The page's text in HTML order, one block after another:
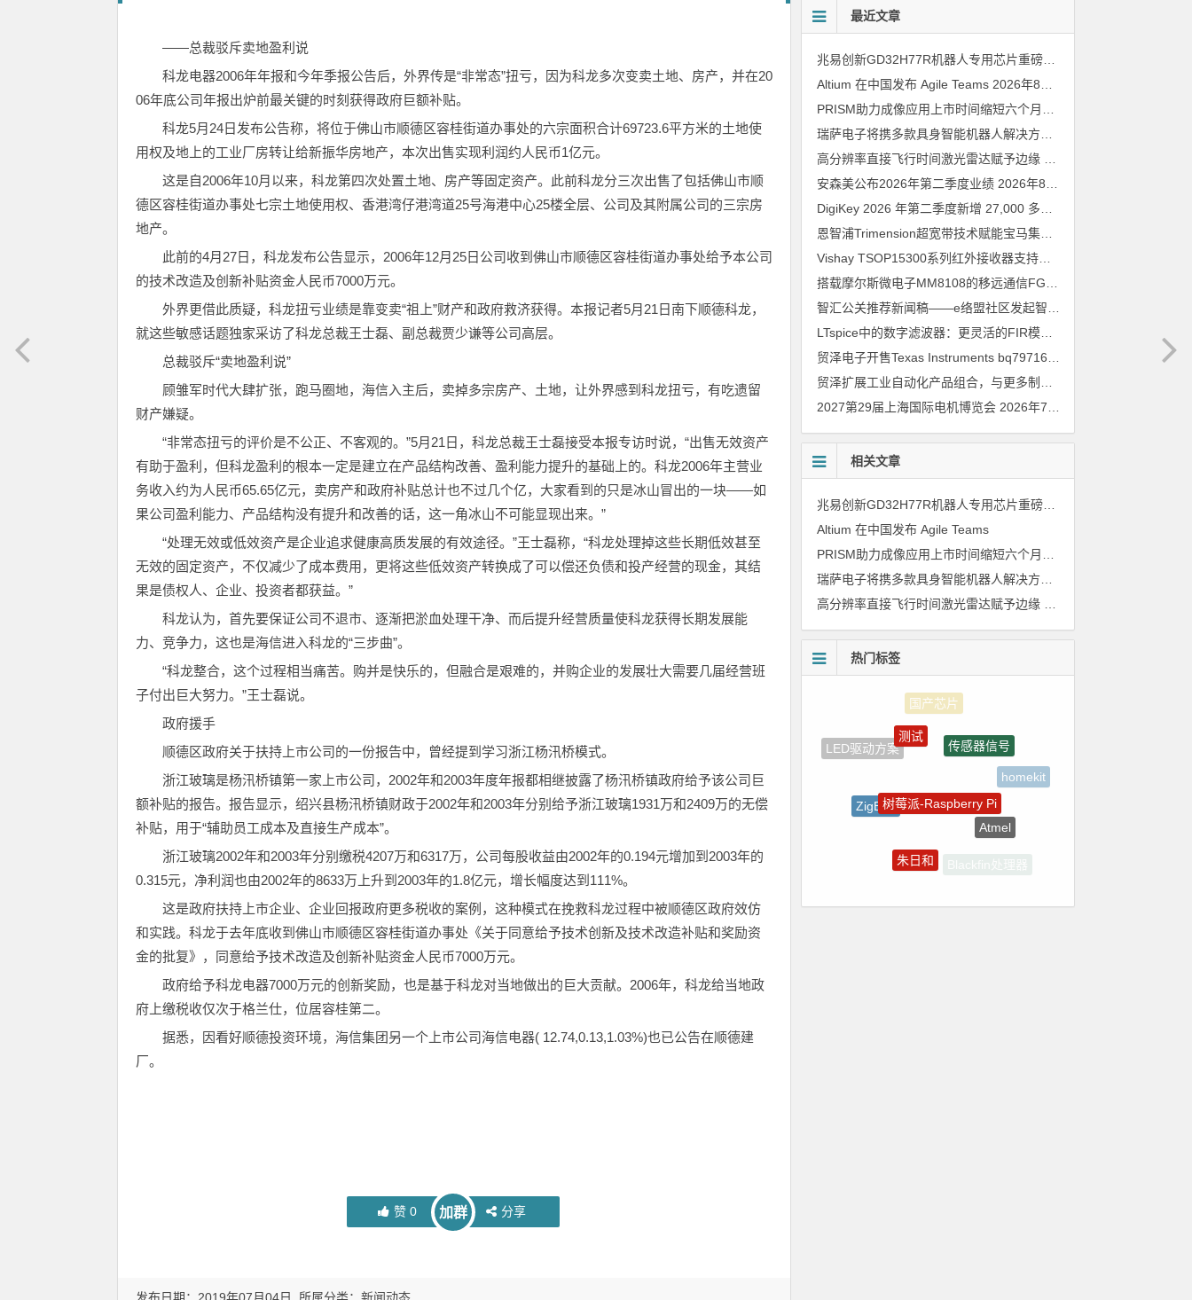
——总裁驳斥卖地盈利说
科龙电器2006年年报和今年季报公告后，外界传是“非常态”扭亏，因为科龙多次变卖土地、房产，并在20
06年底公司年报出炉前最关键的时刻获得政府巨额补贴。
科龙5月24日发布公告称，将位于佛山市顺德区容桂街道办事处的六宗面积合计69723.6平方米的土地使
用权及地上的工业厂房转让给新振华房地产，本次出售实现利润约人民币1亿元。
这是自2006年10月以来，科龙第四次处置土地、房产等固定资产。此前科龙分三次出售了包括佛山市顺
德区容桂街道办事处七宗土地使用权、香港湾仔港湾道25号海港中心25楼全层、公司及其附属公司的三宗房
地产。
此前的4月27日，科龙发布公告显示，2006年12月25日公司收到佛山市顺德区容桂街道办事处给予本公司
的技术改造及创新补贴资金人民币7000万元。
外界更借此质疑，科龙扭亏业绩是靠变卖“祖上”财产和政府救济获得。本报记者5月21日南下顺德科龙，
就这些敏感话题独家采访了科龙总裁王士磊、副总裁贾少谦等公司高层。
总裁驳斥“卖地盈利说”
顾雏军时代大肆扩张，跑马圈地，海信入主后，卖掉多宗房产、土地，让外界感到科龙扭亏，有吃遗留
财产嫌疑。
“非常态扭亏的评价是不公正、不客观的。”5月21日，科龙总裁王士磊接受本报专访时说，“出售无效资产
有助于盈利，但科龙盈利的根本一定是建立在产品结构改善、盈利能力提升的基础上的。科龙2006年主营业
务收入约为人民币65.65亿元，卖房产和政府补贴总计也不过几个亿，大家看到的只是冰山冒出的一块——如
果公司盈利能力、产品结构没有提升和改善的话，这一角冰山不可能显现出来。”
“处理无效或低效资产是企业追求健康高质发展的有效途径。”王士磊称，“科龙处理掉这些长期低效甚至
无效的固定资产，不仅减少了成本费用，更将这些低效资产转换成了可以偿还负债和投产经营的现金，其结
果是债权人、企业、投资者都获益。”
科龙认为，首先要保证公司不退市、逐渐把淤血处理干净、而后提升经营质量使科龙获得长期发展能
力、竞争力，这也是海信进入科龙的“三步曲”。
“科龙整合，这个过程相当痛苦。购并是快乐的，但融合是艰难的，并购企业的发展壮大需要几届经营班
子付出巨大努力。”王士磊说。
政府援手
顺德区政府关于扶持上市公司的一份报告中，曾经提到学习浙江杨汛桥模式。
浙江玻璃是杨汛桥镇第一家上市公司，2002年和2003年度年报都相继披露了杨汛桥镇政府给予该公司巨
额补贴的报告。报告显示，绍兴县杨汛桥镇财政于2002年和2003年分别给予浙江玻璃1931万和2409万的无偿
补贴，用于“辅助员工成本及直接生产成本”。
浙江玻璃2002年和2003年分别缴税4207万和6317万，公司每股收益由2002年的0.194元增加到2003年的
0.315元，净利润也由2002年的8633万上升到2003年的1.8亿元，增长幅度达到111%。
这是政府扶持上市企业、企业回报政府更多税收的案例，这种模式在挽救科龙过程中被顺德区政府效仿
和实践。科龙于去年底收到佛山市顺德区容桂街道办事处《关于同意给予技术创新及技术改造补贴和奖励资
金的批复》，同意给予技术改造及创新补贴资金人民币7000万元。
政府给予科龙电器7000万元的创新奖励，也是基于科龙对当地做出的巨大贡献。2006年，科龙给当地政
府上缴税收仅次于格兰仕，位居容桂第二。
据悉，因看好顺德投资环境，海信集团另一个上市公司海信电器( 12.74,0.13,1.03%)也已公告在顺德建
厂。
赞0 加群 分享
最近文章
兆易创新GD32H77R机器人专用芯片重磅亮相，精准赋能伺服驱动与关节控制
Altium 在中国发布 Agile Teams 2026年8月6日
安森美公布2026年第二季度业绩 2026年8月6日
恩智浦Trimension超宽带技术赋能宝马集团Digital Key Plus及生命体存在检测功能
Vishay TSOP15300系列红外接收器支持所有主流遥控代码
LTspice中的数字滤波器：更灵活的FIR模型
2027第29届上海国际电机博览会 2026年7月30日
相关文章
兆易创新GD32H77R机器人专用芯片重磅亮相，精准赋能伺服驱动与关节控制
Altium 在中国发布 Agile Teams
热门标签
LED驱动方案
homekit
Atmel